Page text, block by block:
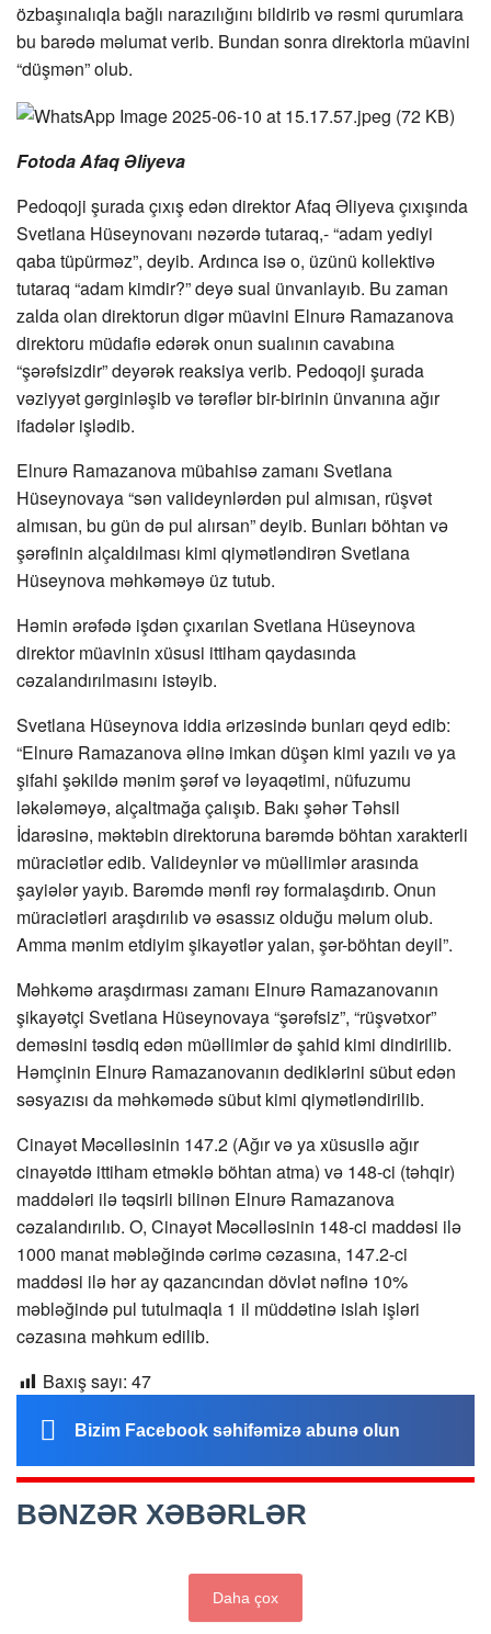
özbaşınalıqla bağlı narazılığını bildirib və rəsmi qurumlara
bu barədə məlumat verib. Bundan sonra direktorla müavini
“düşmən” olub.
Fotoda Afaq Əliyeva
Pedoqoji şurada çıxış edən direktor Afaq Əliyeva çıxışında
Svetlana Hüseynovanı nəzərdə tutaraq,- “adam yediyi
qaba tüpürməz”, deyib. Ardınca isə o, üzünü kollektivə
tutaraq “adam kimdir?” deyə sual ünvanlayıb. Bu zaman
zalda olan direktorun digər müavini Elnurə Ramazanova
direktoru müdafiə edərək onun sualının cavabına
“şərəfsizdir” deyərək reaksiya verib. Pedoqoji şurada
vəziyyət gərginləşib və tərəflər bir-birinin ünvanına ağır
ifadələr işlədib.
Elnurə Ramazanova mübahisə zamanı Svetlana
Hüseynovaya “sən valideynlərdən pul almısan, rüşvət
almısan, bu gün də pul alırsan” deyib. Bunları böhtan və
şərəfinin alçaldılması kimi qiymətləndirən Svetlana
Hüseynova məhkəməyə üz tutub.
Həmin ərəfədə işdən çıxarılan Svetlana Hüseynova
direktor müavinin xüsusi ittiham qaydasında
cəzalandırılmasını istəyib.
Svetlana Hüseynova iddia ərizəsində bunları qeyd edib:
“Elnurə Ramazanova əlinə imkan düşən kimi yazılı və ya
şifahi şəkildə mənim şərəf və ləyaqətimi, nüfuzumu
ləkələməyə, alçaltmağa çalışıb. Bakı şəhər Təhsil
İdarəsinə, məktəbin direktoruna barəmdə böhtan xarakterli
müraciətlər edib. Valideynlər və müəllimlər arasında
şayiələr yayıb. Barəmdə mənfi rəy formalaşdırıb. Onun
müraciətləri araşdırılıb və əsassız olduğu məlum olub.
Amma mənim etdiyim şikayətlər yalan, şər-böhtan deyil”.
Məhkəmə araşdırması zamanı Elnurə Ramazanovanın
şikayətçi Svetlana Hüseynovaya “şərəfsiz”, “rüşvətxor”
deməsini təsdiq edən müəllimlər də şahid kimi dindirilib.
Həmçinin Elnurə Ramazanovanın dediklərini sübut edən
səsyazısı da məhkəmədə sübut kimi qiymətləndirilib.
Cinayət Məcəlləsinin 147.2 (Ağır və ya xüsusilə ağır
cinayətdə ittiham etməklə böhtan atma) və 148-ci (təhqir)
maddələri ilə təqsirli bilinən Elnurə Ramazanova
cəzalandırılıb. O, Cinayət Məcəlləsinin 148-ci maddəsi ilə
1000 manat məbləğində cərimə cəzasına, 147.2-ci
maddəsi ilə hər ay qazancından dövlət nəfinə 10%
məbləğində pul tutulmaqla 1 il müddətinə islah işləri
cəzasına məhkum edilib.
Baxış sayı: 47
Bizim Facebook səhifəmizə abunə olun
BƏNZƏR XƏBƏRLƏR
Daha çox